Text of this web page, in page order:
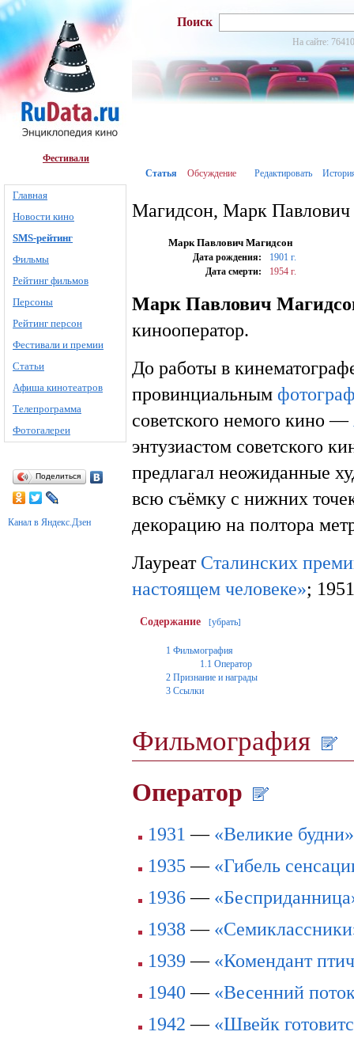
Фестивали
Главная
Новости кино
SMS-рейтинг
Фильмы
Рейтинг фильмов
Персоны
Рейтинг персон
Фестивали и премии
Статьи
Афиша кинотеатров
Телепрограмма
Фотогалереи
Поделиться
Канал в Яндекс.Дзен
Поиск
На сайте:
Статья Обсуждение Редактировать
Магидсон, Марк Павлович
Марк Павлович Магидсон
Дата рождения:
1901 г.
Дата смерти:
1954 г.
Марк Павлович
кинооператор.
До работы в
провинциальным
советского немого кино —
энтузиастом советского
предлагал неожиданные
всю съёмку с нижних
декорацию на полтора
Лауреат Сталинских
настоящем человеке»;
Содержание [убрать]
1 Фильмография
1.1 Оператор
2 Признание и награды
3 Ссылки
Фильмография
Оператор
1931 — «Великие будни»
1935 — «Гибель
1936—
1938 —
1939 — «Комендант
1940 — «Весенний
1942 — «Швейк